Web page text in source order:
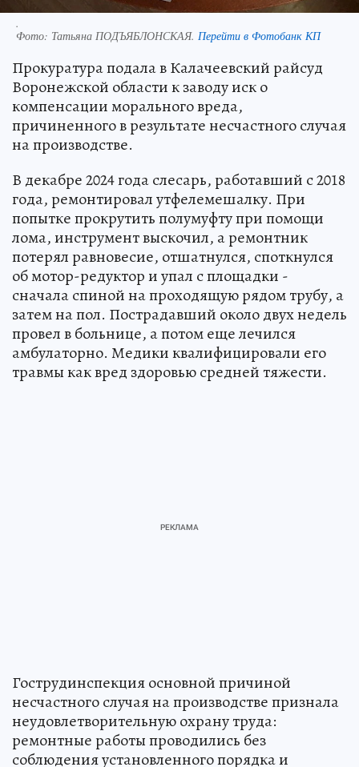
.
Фото: Татьяна ПОДЪЯБЛОНСКАЯ. Перейти в Фотобанк КП
Прокуратура подала в Калачеевский райсуд
Воронежской области к заводу иск о
компенсации морального вреда,
причиненного в результате несчастного случая
на производстве.
В декабре 2024 года слесарь, работавший с 2018
года, ремонтировал утфелемешалку. При
попытке прокрутить полумуфту при помощи
лома, инструмент выскочил, а ремонтник
потерял равновесие, отшатнулся, споткнулся
об мотор-редуктор и упал с площадки -
сначала спиной на проходящую рядом трубу, а
затем на пол. Пострадавший около двух недель
провел в больнице, а потом еще лечился
амбулаторно. Медики квалифицировали его
травмы как вред здоровью средней тяжести.
Гострудинспекция основной причиной
несчастного случая на производстве признала
неудовлетворительную охрану труда:
ремонтные работы проводились без
соблюдения установленного порядка и